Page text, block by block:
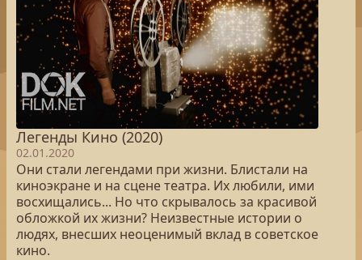
Легенды Кино (2020)
02.01.2020
Они стали легендами при жизни. Блистали на
киноэкране и на сцене театра. Их любили, ими
восхищались... Но что скрывалось за красивой
обложкой их жизни? Неизвестные истории о
людях, внесших неоценимый вклад в советское
кино.